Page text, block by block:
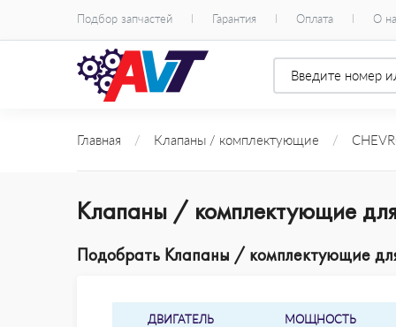
Подбор запчастей Гарантия Оплата О
Главная / Клапаны / комплектующие /
Клапаны / комплектующие для
Подобрать Клапаны / комплектующие для
ДВИГАТЕЛЬ МОЩНОСТЬ